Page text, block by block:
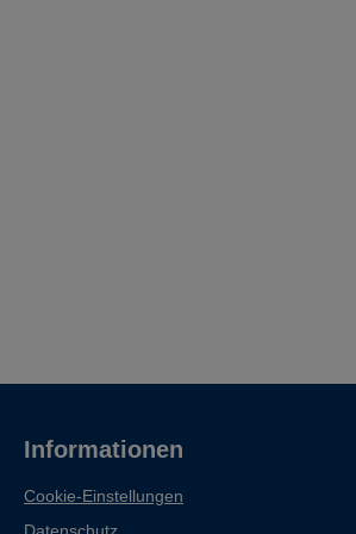
Informationen
Cookie-Einstellungen